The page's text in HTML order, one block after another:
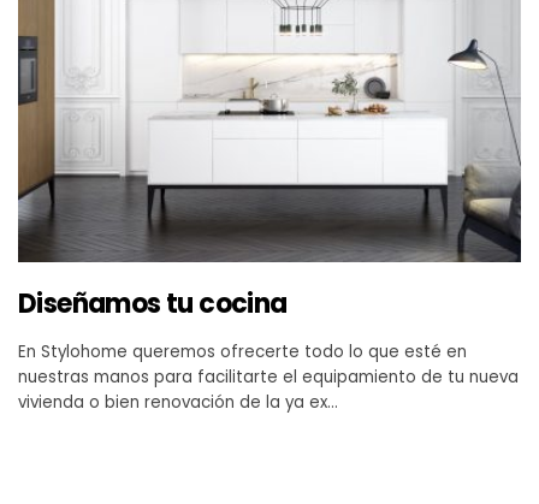
Diseñamos tu cocina
En Stylohome queremos ofrecerte todo lo que esté en
nuestras manos para facilitarte el equipamiento de tu nueva
vivienda o bien renovación de la ya ex…